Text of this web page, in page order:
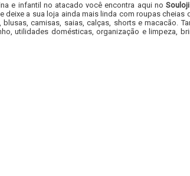
e infantil no atacado você encontra aqui no
deixe a sua loja ainda mais linda com roupas cheias
camisas, saias, calças, shorts e macacão.
utilidades domésticas, organização e limpeza,